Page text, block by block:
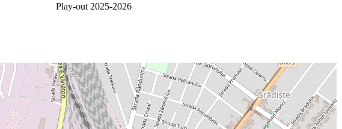
Play-out 2025-2026